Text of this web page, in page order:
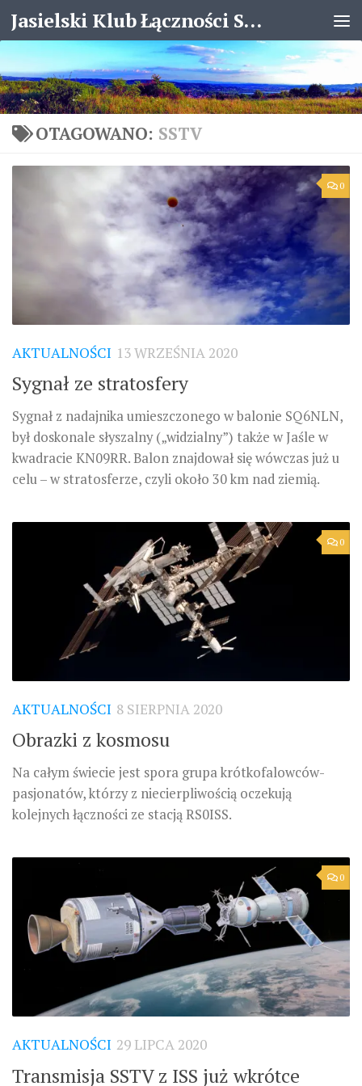
Skip to content Jasielski Klub Łączności SP8KJX
OTAGOWANO: SSTV
0
AKTUALNOŚCI 13 WRZEŚNIA 2020
Sygnał ze stratosfery
Sygnał z nadajnika umieszczonego w balonie SQ6NLN,
był doskonale słyszalny („widzialny”) także w Jaśle w
kwadracie KN09RR. Balon znajdował się wówczas już u
celu – w stratosferze, czyli około 30 km nad ziemią.
0
AKTUALNOŚCI 8 SIERPNIA 2020
Obrazki z kosmosu
Na całym świecie jest spora grupa krótkofalowców-
pasjonatów, którzy z niecierpliwością oczekują
kolejnych łączności ze stacją RS0ISS.
0
AKTUALNOŚCI 29 LIPCA 2020
Transmisja SSTV z ISS już wkrótce